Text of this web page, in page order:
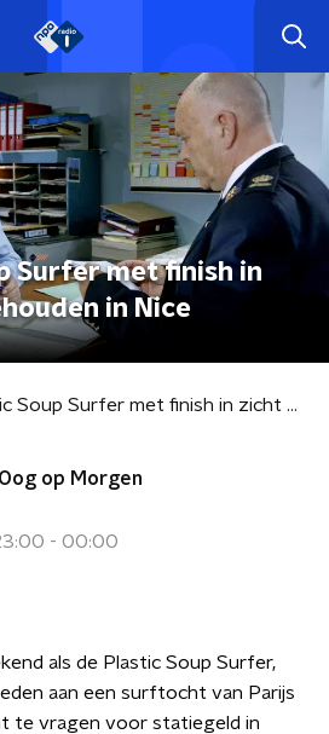
Surfer met finish in
in Nice
Plastic Soup Surfer met finish in zicht aangehouden in Nice
op Morgen
- 00:00
als de Plastic Soup Surfer,
aan een surftocht van Parijs
te vragen voor statiegeld in